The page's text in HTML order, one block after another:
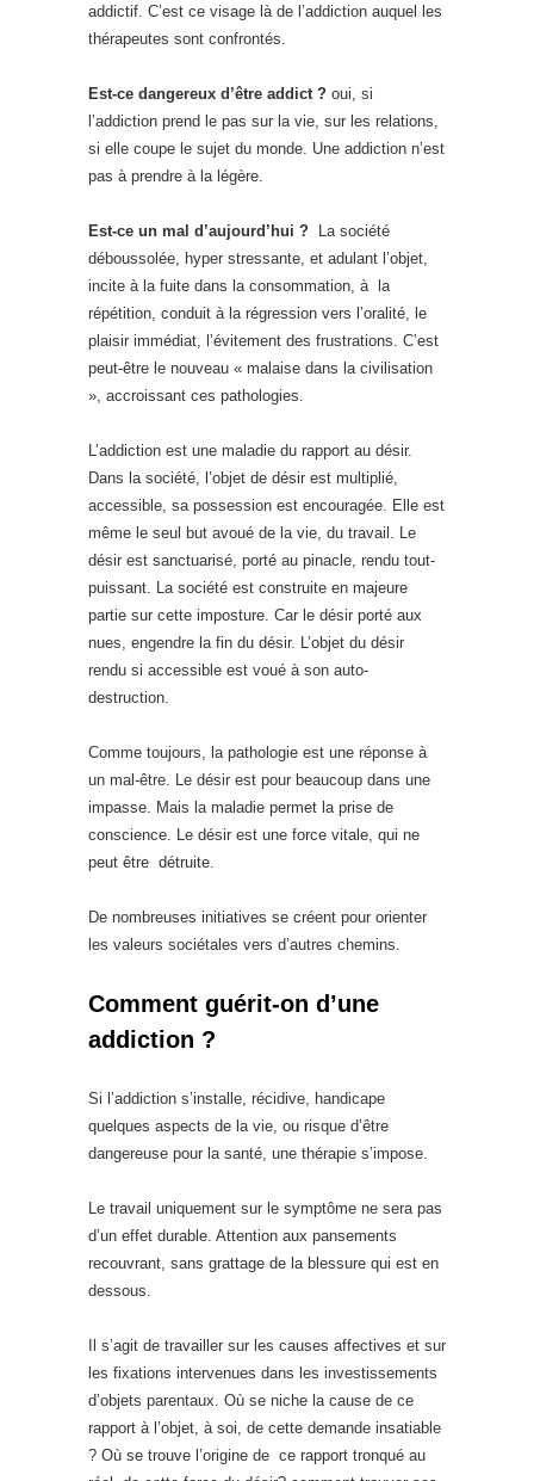
addictif. C’est ce visage là de l’addiction auquel les
thérapeutes sont confrontés.
Est-ce dangereux d’être addict ? oui, si
l’addiction prend le pas sur la vie, sur les relations,
si elle coupe le sujet du monde. Une addiction n’est
pas à prendre à la légère.
Est-ce un mal d’aujourd’hui ? La société
déboussolée, hyper stressante, et adulant l’objet,
incite à la fuite dans la consommation, à la
répétition, conduit à la régression vers l’oralité, le
plaisir immédiat, l’évitement des frustrations. C’est
peut-être le nouveau « malaise dans la civilisation
», accroissant ces pathologies.
L’addiction est une maladie du rapport au désir.
Dans la société, l’objet de désir est multiplié,
accessible, sa possession est encouragée. Elle est
même le seul but avoué de la vie, du travail. Le
désir est sanctuarisé, porté au pinacle, rendu tout-
puissant. La société est construite en majeure
partie sur cette imposture. Car le désir porté aux
nues, engendre la fin du désir. L’objet du désir
rendu si accessible est voué à son auto-
destruction.
Comme toujours, la pathologie est une réponse à
un mal-être. Le désir est pour beaucoup dans une
impasse. Mais la maladie permet la prise de
conscience. Le désir est une force vitale, qui ne
peut être détruite.
De nombreuses initiatives se créent pour orienter
les valeurs sociétales vers d’autres chemins.
Comment guérit-on d’une
addiction ?
Si l’addiction s’installe, récidive, handicape
quelques aspects de la vie, ou risque d’être
dangereuse pour la santé, une thérapie s’impose.
Le travail uniquement sur le symptôme ne sera pas
d’un effet durable. Attention aux pansements
recouvrant, sans grattage de la blessure qui est en
dessous.
Il s’agit de travailler sur les causes affectives et sur
les fixations intervenues dans les investissements
d’objets parentaux. Où se niche la cause de ce
rapport à l’objet, à soi, de cette demande insatiable
? Où se trouve l’origine de ce rapport tronqué au